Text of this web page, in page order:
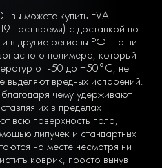
вы можете купить EVA
наст.время) с доставкой по
в другие регионы РФ. Наши
полимера, который
от -50 до +50°С, не
выделяют вредных испарений.
чему удерживают
их в пределах
всю поверхность пола,
липучек и стандартных
на месте несмотря ни
коврик, просто вынув